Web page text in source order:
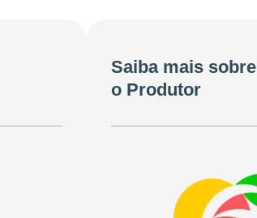
Saiba mais sobre
o Produtor